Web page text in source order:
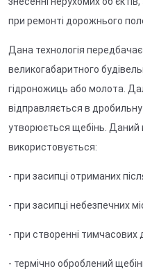
при ремонті дорожнього
Дана технологія
великогабаритного
гідроножиць або молота.
відправляється в дробильну
утворюється щебінь. Даний
використовується:
- при засипці отриманих
- при засипці небезпечних
- при створенні тимчасових
- термічно оброблений